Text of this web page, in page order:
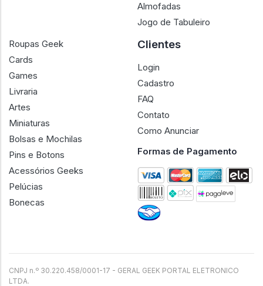
Almofadas
Jogo de Tabuleiro
Roupas Geek
Cards
Games
Livraria
Artes
Miniaturas
Bolsas e Mochilas
Pins e Botons
Acessórios Geeks
Pelúcias
Bonecas
Clientes
Login
Cadastro
FAQ
Contato
Como Anunciar
Formas de Pagamento
CNPJ n.º 30.220.458/0001-17 - GERAL GEEK PORTAL ELETRONICO
LTDA.